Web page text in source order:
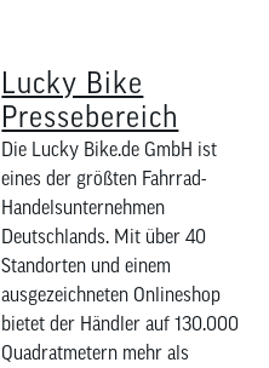
Lucky Bike
Pressebereich
Die Lucky Bike.de GmbH ist
eines der größten Fahrrad-
Handelsunternehmen
Deutschlands. Mit über 40
Standorten und einem
ausgezeichneten Onlineshop
bietet der Händler auf 130.000
Quadratmetern mehr als